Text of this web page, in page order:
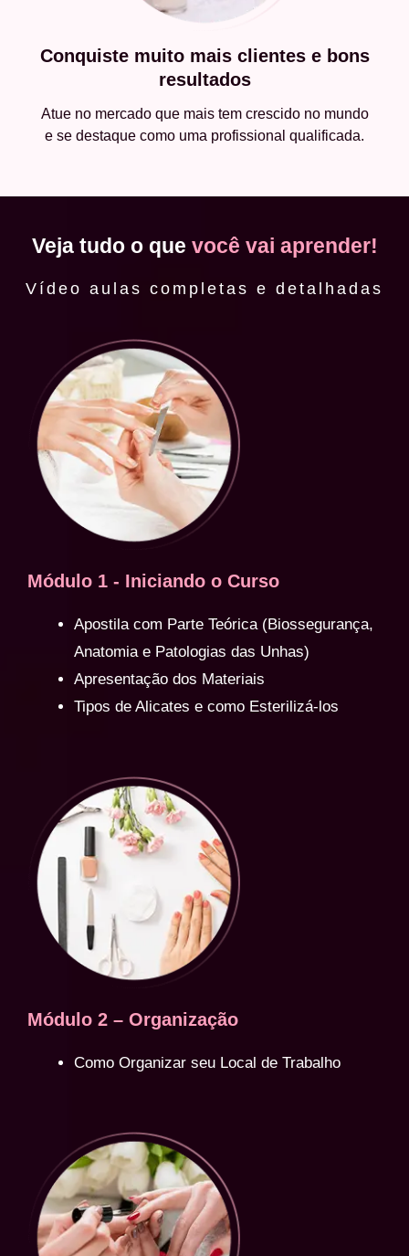
Conquiste muito mais clientes e bons
resultados
Atue no mercado que mais tem crescido no mundo
e se destaque como uma profissional qualificada.
Veja tudo o que você vai aprender!
Vídeo aulas completas e detalhadas
Módulo 1 - Iniciando o Curso
Apostila com Parte Teórica (Biossegurança,
Anatomia e Patologias das Unhas)
Apresentação dos Materiais
Tipos de Alicates e como Esterilizá-los
Módulo 2 – Organização
Como Organizar seu Local de Trabalho